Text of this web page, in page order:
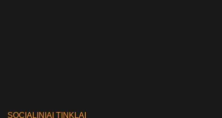
SOCIALINIAI TINKLAI